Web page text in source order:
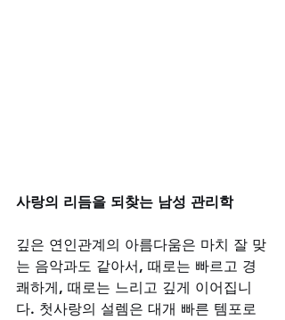
사랑의 리듬을 되찾는 남성 관리학
깊은 연인관계의 아름다움은 마치 잘 맞
는 음악과도 같아서, 때로는 빠르고 경
쾌하게, 때로는 느리고 깊게 이어집니
다. 첫사랑의 설렘은 대개 빠른 템포로